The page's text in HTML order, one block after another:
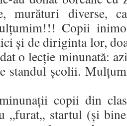
murături diverse,
Copii
și de diriginta lor,
o lecție minunată:
standul școlii.
copii din
startul (și